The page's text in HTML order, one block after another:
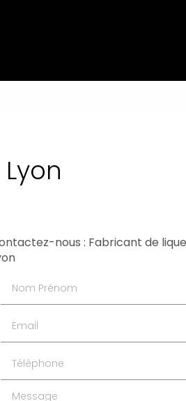
nous : Fabricant de
Message